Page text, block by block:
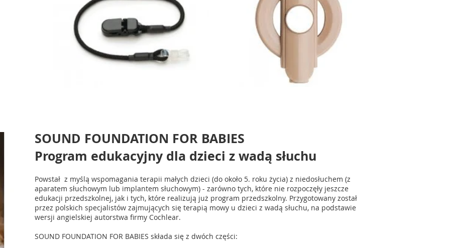
SOUND FOUNDATION FOR BABIES
Program edukacyjny dla dzieci z wadą słuchu
Powstał z myślą wspomagania terapii małych dzieci (do około 5. roku życia) z niedosłuchem (z
aparatem słuchowym lub implantem słuchowym) - zarówno tych, które nie rozpoczęły jeszcze
edukacji przedszkolnej, jak i tych, które realizują już program przedszkolny. Przygotowany został
przez polskich specjalistów zajmujących się terapią mowy u dzieci z wadą słuchu, na podstawie
wersji angielskiej autorstwa firmy Cochlear.
SOUND FOUNDATION FOR BABIES składa się z dwóch części: